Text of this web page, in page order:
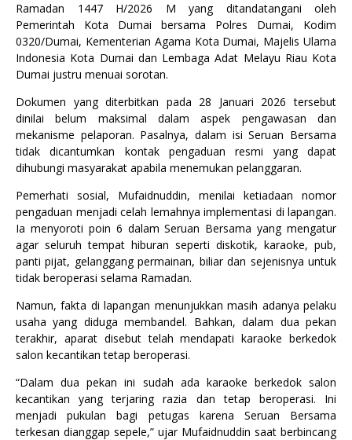
Ramadan 1447 H/2026 M yang ditandatangani oleh
Pemerintah Kota Dumai bersama Polres Dumai, Kodim
0320/Dumai, Kementerian Agama Kota Dumai, Majelis Ulama
Indonesia Kota Dumai dan Lembaga Adat Melayu Riau Kota
Dumai justru menuai sorotan.
Dokumen yang diterbitkan pada 28 Januari 2026 tersebut
dinilai belum maksimal dalam aspek pengawasan dan
mekanisme pelaporan. Pasalnya, dalam isi Seruan Bersama
tidak dicantumkan kontak pengaduan resmi yang dapat
dihubungi masyarakat apabila menemukan pelanggaran.
Pemerhati sosial, Mufaidnuddin, menilai ketiadaan nomor
pengaduan menjadi celah lemahnya implementasi di lapangan.
Ia menyoroti poin 6 dalam Seruan Bersama yang mengatur
agar seluruh tempat hiburan seperti diskotik, karaoke, pub,
panti pijat, gelanggang permainan, biliar dan sejenisnya untuk
tidak beroperasi selama Ramadan.
Namun, fakta di lapangan menunjukkan masih adanya pelaku
usaha yang diduga membandel. Bahkan, dalam dua pekan
terakhir, aparat disebut telah mendapati karaoke berkedok
salon kecantikan tetap beroperasi.
“Dalam dua pekan ini sudah ada karaoke berkedok salon
kecantikan yang terjaring razia dan tetap beroperasi. Ini
menjadi pukulan bagi petugas karena Seruan Bersama
terkesan dianggap sepele,” ujar Mufaidnuddin saat berbincang